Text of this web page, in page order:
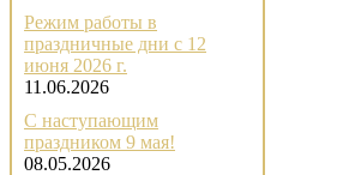
Режим работы в
праздничные дни с 12
июня 2026 г.
11.06.2026
С наступающим
праздником 9 мая!
08.05.2026